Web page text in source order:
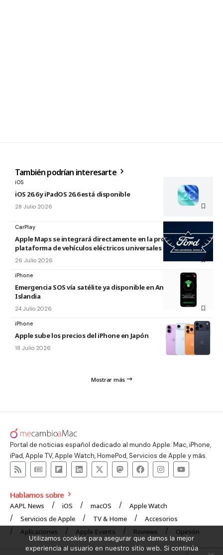
También podrían interesarte
iOS
iOS 26.6 y iPadOS 26.6 está disponible
28 Julio 2026
CarPlay
Apple Maps se integrará directamente en la próxima
plataforma de vehículos eléctricos universales de Ford
26 Julio 2026
iPhone
Emergencia SOS vía satélite ya disponible en Andorra e
Islandia
24 Julio 2026
iPhone
Apple sube los precios del iPhone en Japón
18 Julio 2026
Mostrar más
Portal de noticias español dedicado al mundo Apple: Mac, iPhone,
iPad, Apple TV, Apple Watch, HomePod, Servicios de Apple y más.
Hablamos sobre
AAPL News iOS macOS
Apple Watch
Servicios de Apple
TV & Home
Accesorios
Aplicaciones
Apple Events Reviews Opinión
Utilizamos cookies para asegurar que damos la mejor
experiencia al usuario en nuestro sitio web. Si continúa